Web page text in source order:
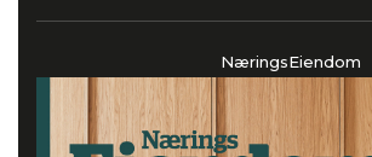
NæringsEiendom